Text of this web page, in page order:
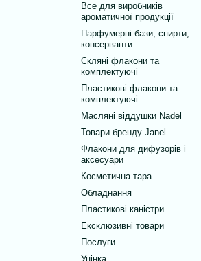
Все для виробників
ароматичної продукції
Парфумерні бази, спирти,
консерванти
Скляні флакони та
комплектуючі
Пластикові флакони та
комплектуючі
Масляні віддушки Nadel
Товари бренду Janel
Флакони для дифузорів і
аксесуари
Косметична тара
Обладнання
Пластикові каністри
Ексклюзивні товари
Послуги
Уцінка